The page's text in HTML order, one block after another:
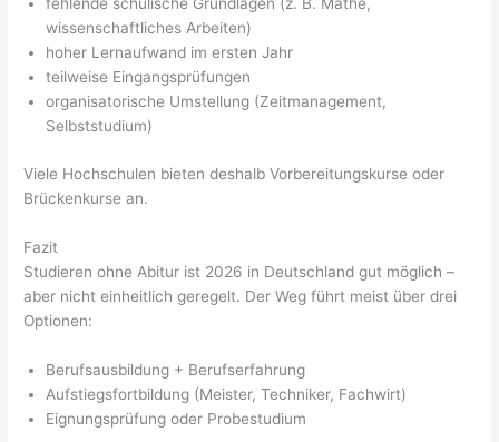
fehlende schulische Grundlagen (z. B. Mathe,
wissenschaftliches Arbeiten)
hoher Lernaufwand im ersten Jahr
teilweise Eingangsprüfungen
organisatorische Umstellung (Zeitmanagement,
Selbststudium)
Viele Hochschulen bieten deshalb Vorbereitungskurse oder
Brückenkurse an.
Fazit
Studieren ohne Abitur ist 2026 in Deutschland gut möglich –
aber nicht einheitlich geregelt. Der Weg führt meist über drei
Optionen:
Berufsausbildung + Berufserfahrung
Aufstiegsfortbildung (Meister, Techniker, Fachwirt)
Eignungsprüfung oder Probestudium